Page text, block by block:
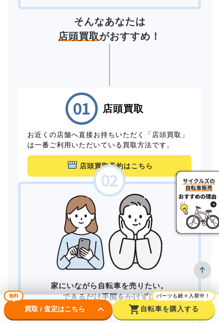
そんなあなたは
店頭買取がおすすめ！
店頭買取
お近くの店舗へ直接お持ちいただく「店頭買取」
は一番ご利用いただいている買取方法です。
店頭買取予約はこちら
家にいながら自転車を売りたい。
できるだけ手間をかけずに
買取してもらいたい。
無料
買取 / 査定はこちら keyboard_arrow_down shopping_cart
パーツも続々入荷中！
自転車を購入する